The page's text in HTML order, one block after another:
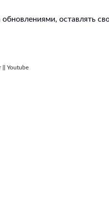
оставлять
|| Youtube